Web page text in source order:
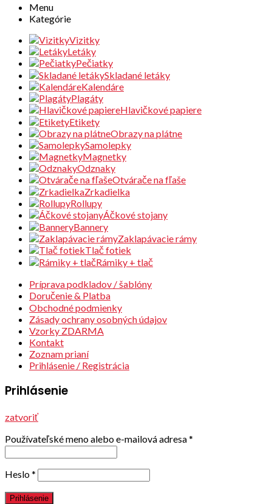
Menu
Kategórie
Vizitky
Letáky
Pečiatky
Skladané letáky
Kalendáre
Plagáty
Hlavičkové papiere
Etikety
Obrazy na plátne
Samolepky
Magnetky
Odznaky
Otvárače na fľaše
Zrkadielka
Rollupy
Áčkové stojany
Bannery
Zaklapávacie rámy
Tlač fotiek
Rámiky + tlač
Príprava podkladov / šablóny
Doručenie & Platba
Obchodné podmienky
Zásady ochrany osobných údajov
Vzorky ZDARMA
Kontakt
Zoznam prianí
Prihlásenie / Registrácia
Prihlásenie
zatvoriť
Používateľské meno alebo e-mailová adresa*
Heslo*
Prihlásenie